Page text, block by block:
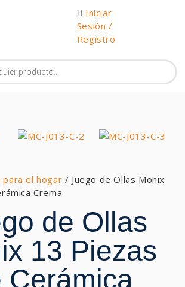
Iniciar
Sesión /
Registro
para el hogar / Juego de Ollas Monix
Crema
de Ollas
13 Piezas
Cerámica